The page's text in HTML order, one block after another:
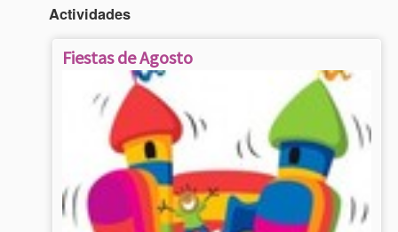
Actividades
Fiestas de Agosto